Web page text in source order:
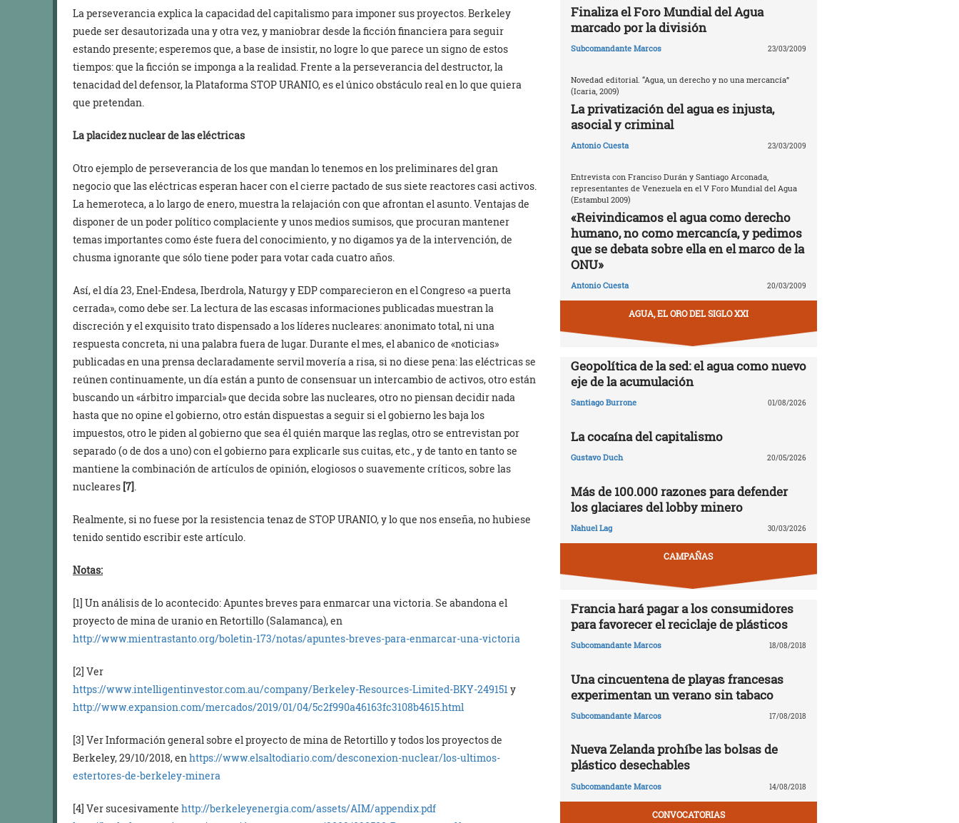
La perseverancia explica la capacidad del capitalismo para imponer sus proyectos. Berkeley
puede ser desautorizada una y otra vez, y maniobrar desde la ficción financiera para seguir
estando presente; esperemos que, a base de insistir, no logre lo que parece un signo de estos
tiempos: que la ficción se imponga a la realidad. Frente a la perseverancia del destructor, la
tenacidad del defensor, la Plataforma STOP URANIO, es el único obstáculo real en lo que quiera
que pretendan.
La placidez nuclear de las eléctricas
Otro ejemplo de perseverancia de los que mandan lo tenemos en los preliminares del gran
negocio que las eléctricas esperan hacer con el cierre pactado de sus siete reactores casi activos.
La hemeroteca, a lo largo de enero, muestra la relajación con que afrontan el asunto. Ventajas de
disponer de un poder político complaciente y unos medios sumisos, que procuran mantener
temas importantes como éste fuera del conocimiento, y no digamos ya de la intervención, de
chusma ignorante que sólo tiene poder para votar cada cuatro años.
Así, el día 23, Enel-Endesa, Iberdrola, Naturgy y EDP comparecieron en el Congreso «a puerta
cerrada», como debe ser. La lectura de las escasas informaciones publicadas muestran la
discreción y el exquisito trato dispensado a los líderes nucleares: anonimato total, ni una
respuesta concreta, ni una palabra fuera de lugar. Durante el mes, el abanico de «noticias»
publicadas en una prensa declaradamente servil movería a risa, si no diese pena: las eléctricas se
reúnen continuamente, un día están a punto de consensuar un intercambio de activos, otro están
buscando un «árbitro imparcial» que decida sobre las nucleares, otro no piensan decidir nada
hasta que no opine el gobierno, otro están dispuestas a seguir si el gobierno les baja los
impuestos, otro le piden al gobierno que sea él quién marque las reglas, otro se entrevistan por
separado (o de dos a uno) con el gobierno para explicarle sus cuitas, etc., y de tanto en tanto se
mantiene la combinación de artículos de opinión, elogiosos o suavemente críticos, sobre las
nucleares [7].
Realmente, si no fuese por la resistencia tenaz de STOP URANIO, y lo que nos enseña, no hubiese
tenido sentido escribir este artículo.
Notas:
[1] Un análisis de lo acontecido: Apuntes breves para enmarcar una victoria. Se abandona el
proyecto de mina de uranio en Retortillo (Salamanca), en
http://www.mientrastanto.org/boletin-173/notas/apuntes-breves-para-enmarcar-una-victoria
[2] Ver
https://www.intelligentinvestor.com.au/company/Berkeley-Resources-Limited-BKY-249151y
http://www.expansion.com/mercados/2019/01/04/5c2f990a46163fc3108b4615.html
[3] Ver Información general sobre el proyecto de mina de Retortillo y todos los proyectos de
Berkeley, 29/10/2018, enhttps://www.elsaltodiario.com/desconexion-nuclear/los-ultimos-
estertores-de-berkeley-minera
[4] Ver sucesivamente http://berkeleyenergia.com/assets/AIM/appendix.pdf
Finaliza el Foro Mundial del Agua
marcado por la división
Subcomandante Marcos 23/03/2009
Novedad editorial. “Agua, un derecho y no una mercancía”
(Icaria, 2009)
La privatización del agua es injusta,
asocial y criminal
Antonio Cuesta 23/03/2009
Entrevista con Franciso Durán y Santiago Arconada,
representantes de Venezuela en el V Foro Mundial del Agua
(Estambul 2009)
«Reivindicamos el agua como derecho
humano, no como mercancía, y pedimos
que se debata sobre ella en el marco de la
ONU»
Antonio Cuesta 20/03/2009
AGUA, EL ORO DEL SIGLO XXI
Geopolítica de la sed: el agua como nuevo
eje de la acumulación
Santiago Burrone 01/08/2026
La cocaína del capitalismo
Gustavo Duch 20/05/2026
Más de 100.000 razones para defender
los glaciares del lobby minero
Nahuel Lag 30/03/2026
CAMPAÑAS
Francia hará pagar a los consumidores
para favorecer el reciclaje de plásticos
Subcomandante Marcos 18/08/2018
Una cincuentena de playas francesas
experimentan un verano sin tabaco
Subcomandante Marcos 17/08/2018
Nueva Zelanda prohíbe las bolsas de
plástico desechables
Subcomandante Marcos 14/08/2018
CONVOCATORIAS